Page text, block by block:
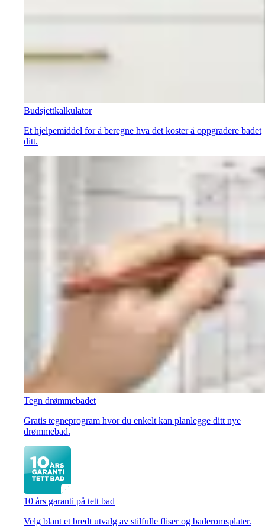
Budsjettkalkulator
Et hjelpemiddel for å beregne hva det koster å oppgradere badet
ditt.
Tegn drømmebadet
Gratis tegneprogram hvor du enkelt kan planlegge ditt nye
drømmebad.
10 års garanti på tett bad
Velg blant et bredt utvalg av stilfulle fliser og baderomsplater.